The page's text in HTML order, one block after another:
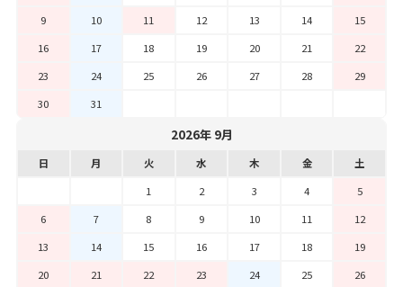
9
10 11 12 13 14
15
16
17 18 19 20 21
22
23
24 25 26 27 28
29
30
31
2026年 9月
日 月 火 水 木 金
土
1
2 3 4
5
6
7 8 9 10 11
12
13
14 15 16 17 18
19
20
21 22 23 24 25
26